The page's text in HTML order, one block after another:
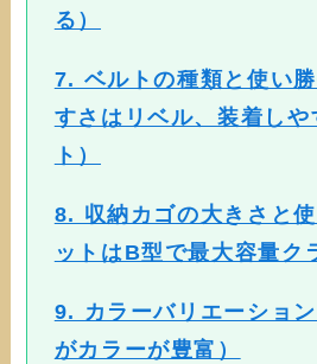
る）
7. ベルトの種類と使い
すさはリベル、装着しや
ト）
8. 収納カゴの大きさと
ットはB型で最大容量ク
9. カラーバリエーショ
がカラーが豊富）